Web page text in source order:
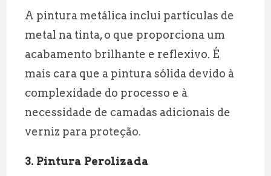
A pintura metálica inclui partículas de
metal na tinta, o que proporciona um
acabamento brilhante e reflexivo. É
mais cara que a pintura sólida devido à
complexidade do processo e à
necessidade de camadas adicionais de
verniz para proteção.
3. Pintura Perolizada